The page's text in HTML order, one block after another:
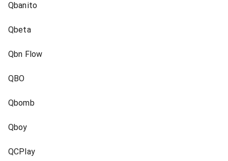
Qbanito
Qbeta
Qbn Flow
QBO
Qbomb
Qboy
QCPlay